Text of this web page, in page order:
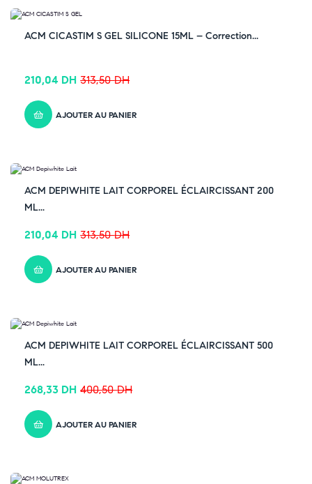
ACM CICASTIM S GEL SILICONE 15ML – Correction...
313,50DH
210,04 DH
AJOUTER AU PANIER
ACM DEPIWHITE LAIT CORPOREL ÉCLAIRCISSANT 200
ML...
313,50DH
210,04 DH
AJOUTER AU PANIER
ACM DEPIWHITE LAIT CORPOREL ÉCLAIRCISSANT 500
ML...
400,50DH
268,33 DH
AJOUTER AU PANIER